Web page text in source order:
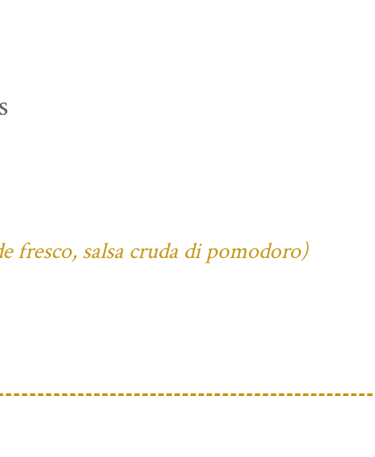
fresco, salsa cruda di pomodoro)